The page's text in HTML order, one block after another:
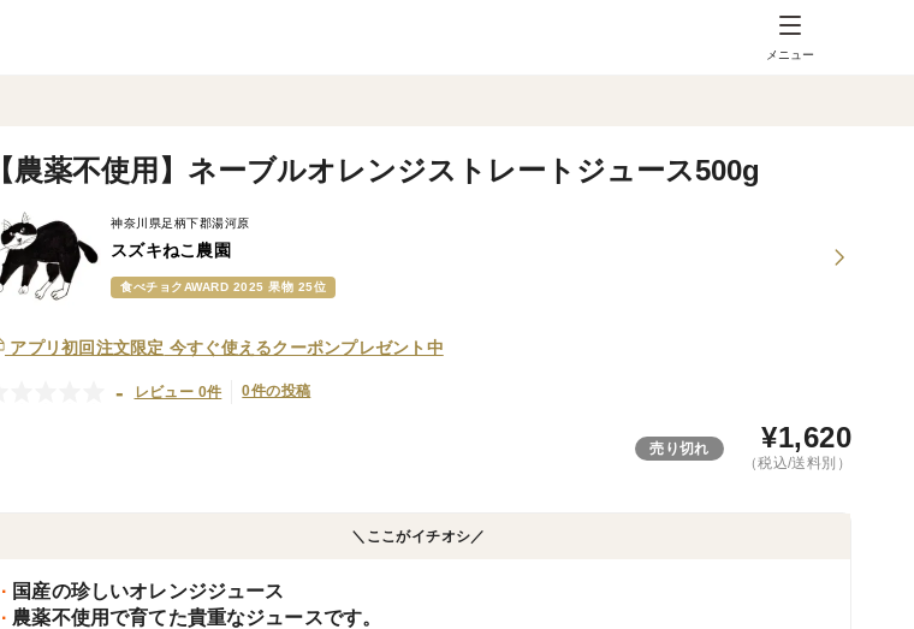
メニュー
【農薬不使用】ネーブルオレンジストレートジュース500g
神奈川県足柄下郡湯河原
スズキねこ農園
食べチョクAWARD 2025 果物 25位
アプリ初回注文限定 今すぐ使えるクーポンプレゼント中
- レビュー 0件 0件の投稿
売り切れ ¥1,620
（税込/送料別）
＼ここがイチオシ／
国産の珍しいオレンジジュース
農薬不使用で育てた貴重なジュースです。